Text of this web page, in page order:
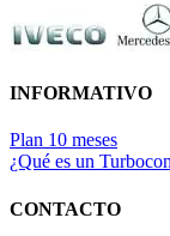
INFORMATIVO
Plan 10 meses
¿Qué es un
CONTACTO